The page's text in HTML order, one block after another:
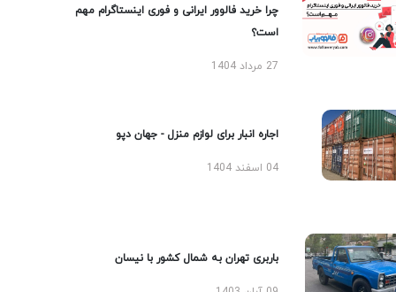
چرا خرید فالوور ایرانی و فوری اینستاگرام مهم
است؟
27 مرداد 1404
اجاره انبار برای لوازم منزل - جهان دپو
04 اسفند 1404
باربری تهران به شمال کشور با نیسان